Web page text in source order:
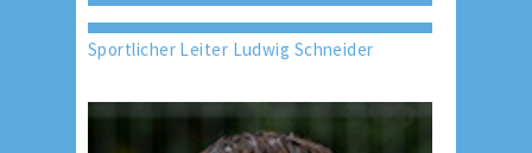
Sportlicher Leiter Ludwig Schneider